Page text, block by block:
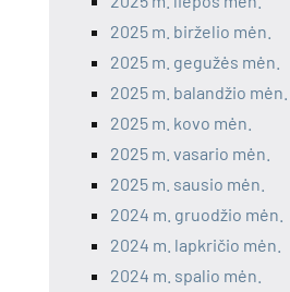
2025 m. birželio mėn.
2025 m. gegužės mėn.
2025 m. balandžio mėn.
2025 m. kovo mėn.
2025 m. vasario mėn.
2025 m. sausio mėn.
2024 m. gruodžio mėn.
2024 m. lapkričio mėn.
2024 m. spalio mėn.